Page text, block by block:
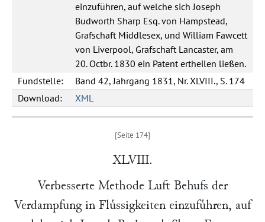
einzuführen, auf welche sich Joseph
Budworth Sharp Esq. von Hampstead,
Grafschaft Middlesex, und William Fawcett
von Liverpool, Grafschaft Lancaster, am
20. Octbr. 1830 ein Patent ertheilen ließen.
Fundstelle:
Band 42, Jahrgang 1831, Nr. XLVIII., S. 174
Download:
XML
XLVIII.
Verbesserte Methode Luft Behufs der
Verdampfung in Fluͤssigkeiten einzufuͤhren, auf